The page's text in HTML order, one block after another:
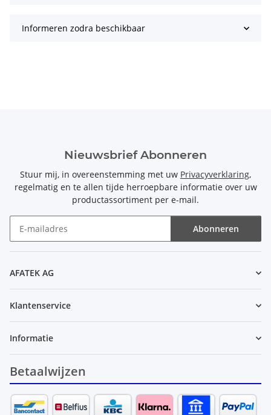
Informeren zodra beschikbaar
Nieuwsbrief Abonneren
Stuur mij, in overeenstemming met uw Privacyverklaring,
regelmatig en te allen tijde herroepbare informatie over uw
productassortiment per e-mail.
Abonneren
AFATEK AG
Klantenservice
Informatie
Betaalwijzen